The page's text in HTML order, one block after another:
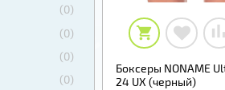
(0)
(0)
(0)
(0)
Боксеры NONAME
24 UX (черный)